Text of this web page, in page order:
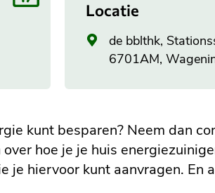
Locatie
Algemeen
adres
de bblthk,
6701AM,
kunt besparen? Neem dan
hoe je je huis
hiervoor kunt aanvragen.